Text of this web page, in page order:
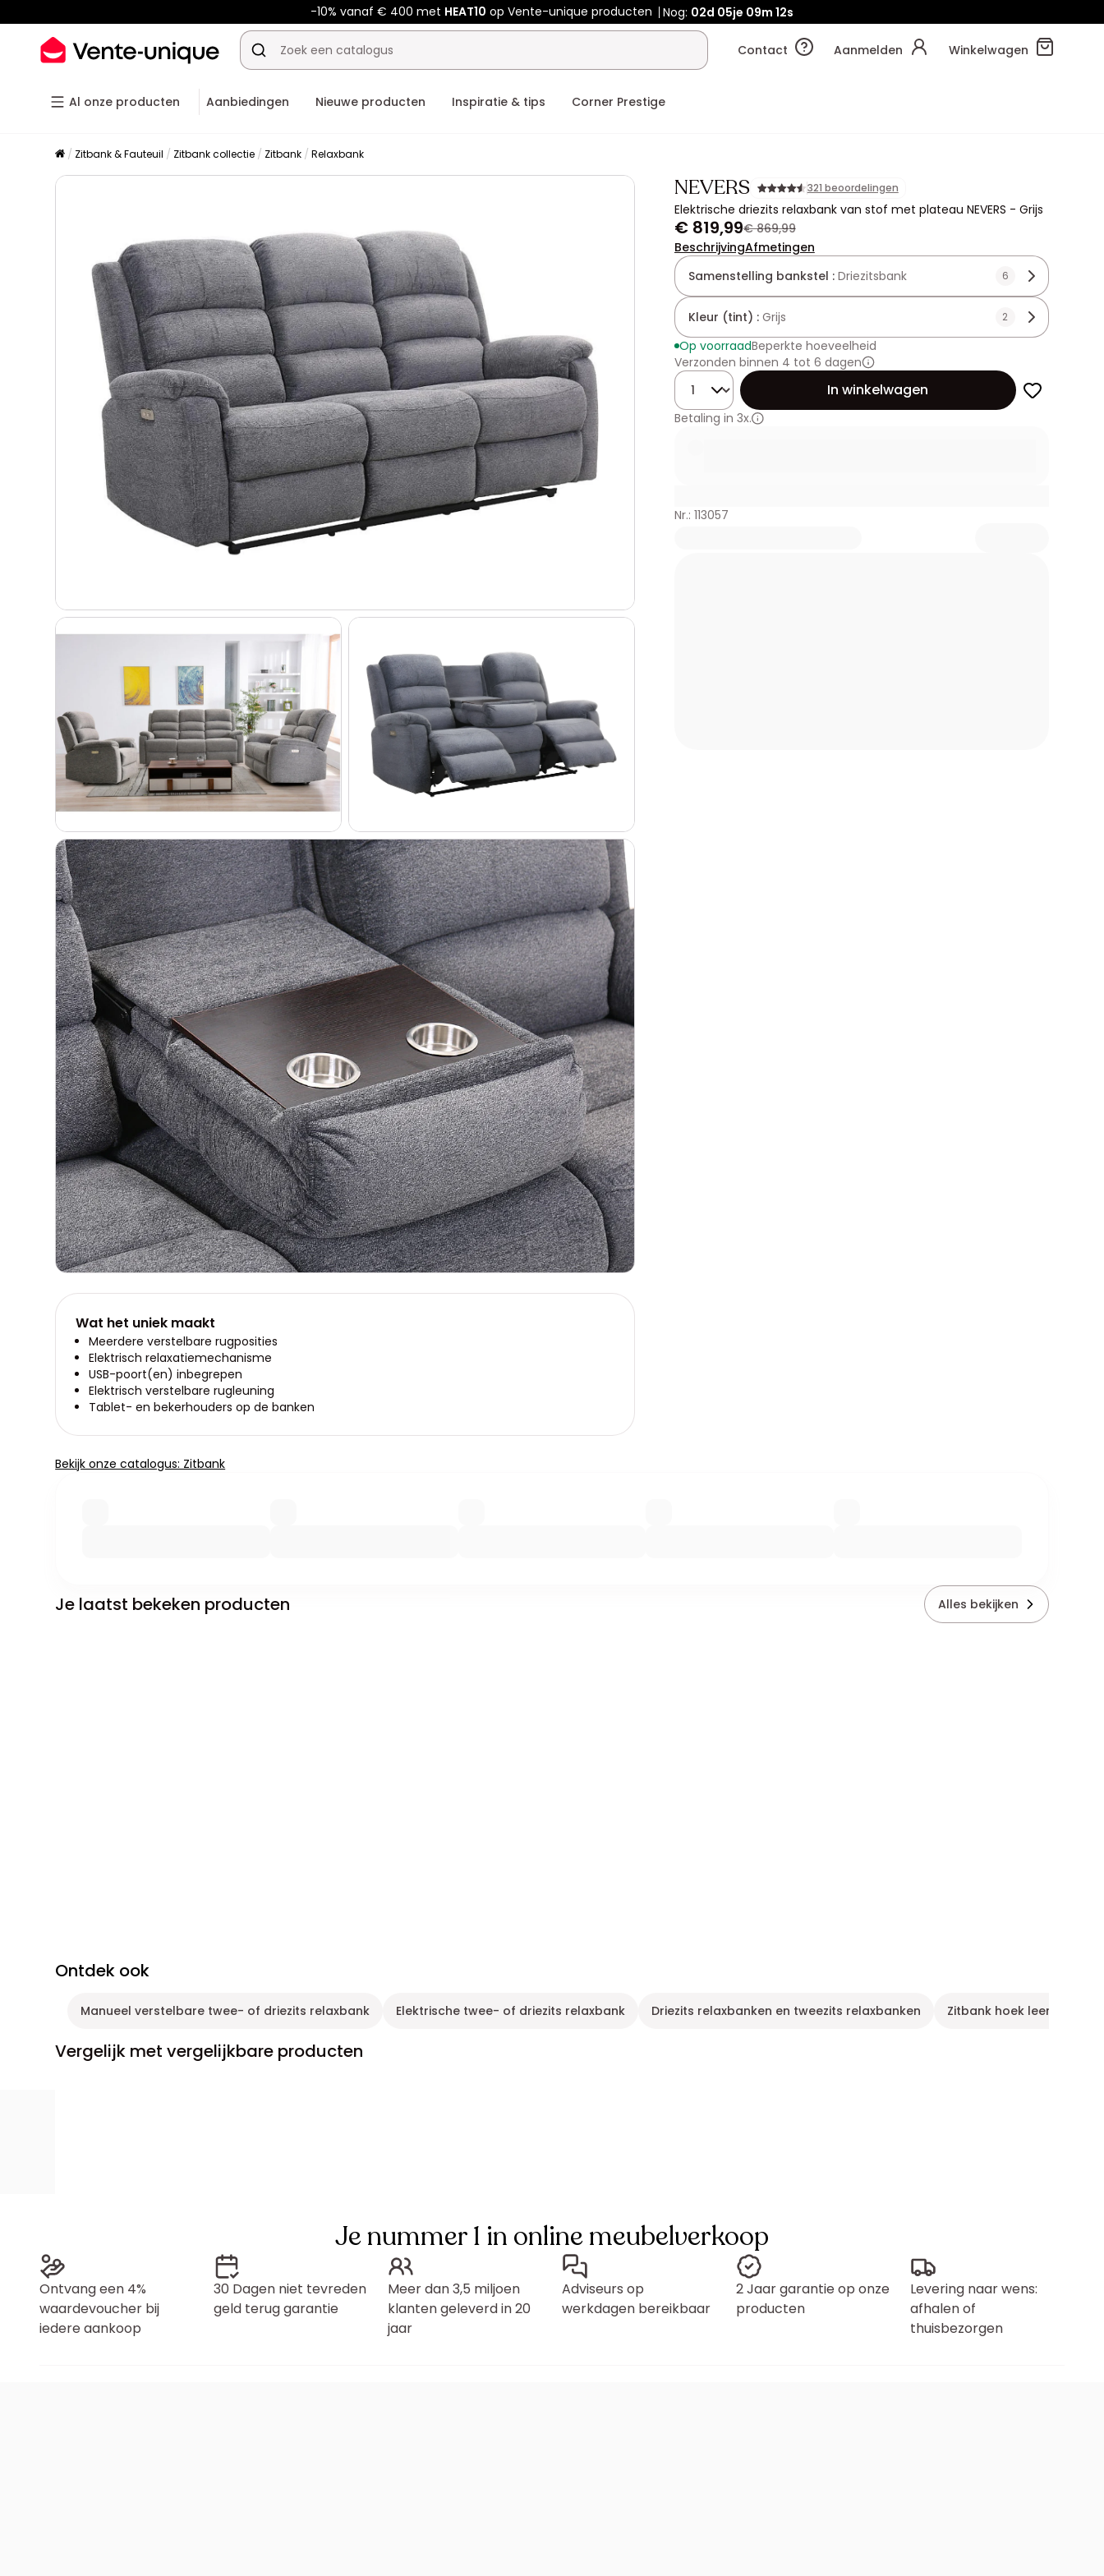
-10% vanaf € 400 metHEAT10 op Vente-unique producten Nog:02d 05je 09m 11s
Contact Aanmelden Winkelwagen
Al onze producten Aanbiedingen Nieuwe producten Inspiratie & tips Corner Prestige
Zitbank & Fauteuil Zitbank collectie Zitbank Relaxbank
NEVERS 321 beoordelingen
Elektrische driezits relaxbank van stof met plateau NEVERS - Grijs
€ 819,99€ 869,99
BeschrijvingAfmetingen
Samenstelling bankstel : Driezitsbank 6
Kleur (tint) : Grijs 2
Op voorraadBeperkte hoeveelheid
Verzonden binnen 4 tot 6 dagen
Hoeveelheid
In winkelwagen
Betaling in 3x.
Nr.: 113057
Wat het uniek maakt
Meerdere verstelbare rugposities
Elektrisch relaxatiemechanisme
USB-poort(en) inbegrepen
Elektrisch verstelbare rugleuning
Tablet- en bekerhouders op de banken
Bekijk onze catalogus: Zitbank
Je laatst bekeken producten Alles bekijken
Ontdek ook
Manueel verstelbare twee- of driezits relaxbank Elektrische twee- of driezits relaxbank Driezits relaxbanken en tweezits relaxbanken Zitbank hoek leer beige
Vergelijk met vergelijkbare producten
Je nummer 1 in online meubelverkoop
Ontvang een 4%
waardevoucher bij
iedere aankoop
30 Dagen niet tevreden
geld terug garantie
Meer dan 3,5 miljoen
klanten geleverd in 20
jaar
Adviseurs op
werkdagen bereikbaar
2 Jaar garantie op onze
producten
Levering naar wens:
afhalen of
thuisbezorgen